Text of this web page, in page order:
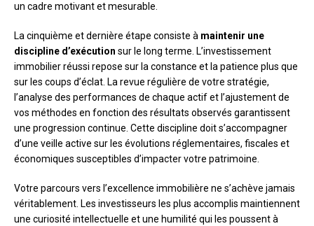
un cadre motivant et mesurable.
La cinquième et dernière étape consiste à maintenir une
discipline d’exécution sur le long terme. L’investissement
immobilier réussi repose sur la constance et la patience plus que
sur les coups d’éclat. La revue régulière de votre stratégie,
l’analyse des performances de chaque actif et l’ajustement de
vos méthodes en fonction des résultats observés garantissent
une progression continue. Cette discipline doit s’accompagner
d’une veille active sur les évolutions réglementaires, fiscales et
économiques susceptibles d’impacter votre patrimoine.
Votre parcours vers l’excellence immobilière ne s’achève jamais
véritablement. Les investisseurs les plus accomplis maintiennent
une curiosité intellectuelle et une humilité qui les poussent à